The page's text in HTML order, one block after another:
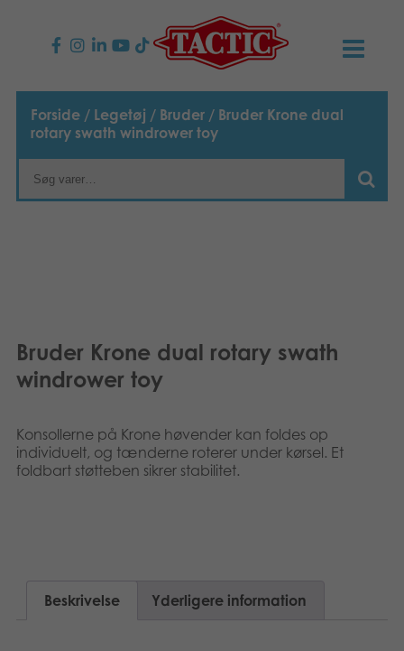
PRODUKTER
Børnespil
Legetøj
Bøger
Applikationer
NYHEDER
TACTIC
Media
Suomi
Svenska
Forside / Legetøj / Bruder / Bruder Krone dual
rotary swath windrower toy
Bruder Krone dual rotary swath
windrower toy
Konsollerne på Krone høvender kan foldes op
individuelt, og tænderne roterer under kørsel. Et
foldbart støtteben sikrer stabilitet.
Beskrivelse Yderligere information